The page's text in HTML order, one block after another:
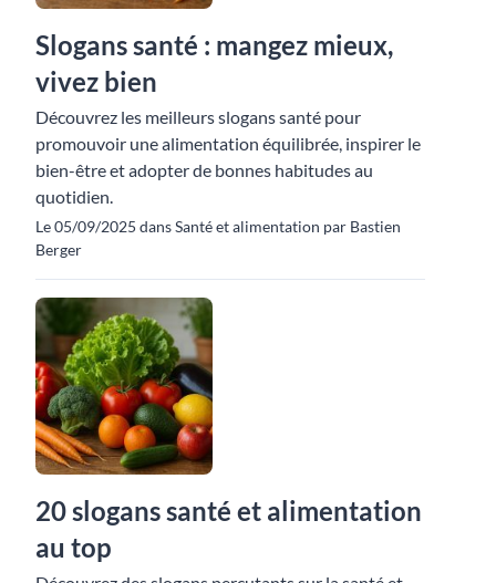
Slogans santé : mangez mieux,
vivez bien
Découvrez les meilleurs slogans santé pour
promouvoir une alimentation équilibrée, inspirer le
bien-être et adopter de bonnes habitudes au
quotidien.
Le 05/09/2025 dans Santé et alimentation par Bastien
Berger
20 slogans santé et alimentation
au top